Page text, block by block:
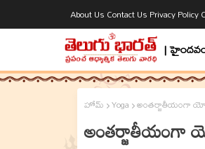
About Us Contact Us Privacy Policy
|
హోమ్ Yoga అంతర్జాతీయంగా
అంతర్జాతీయంగా